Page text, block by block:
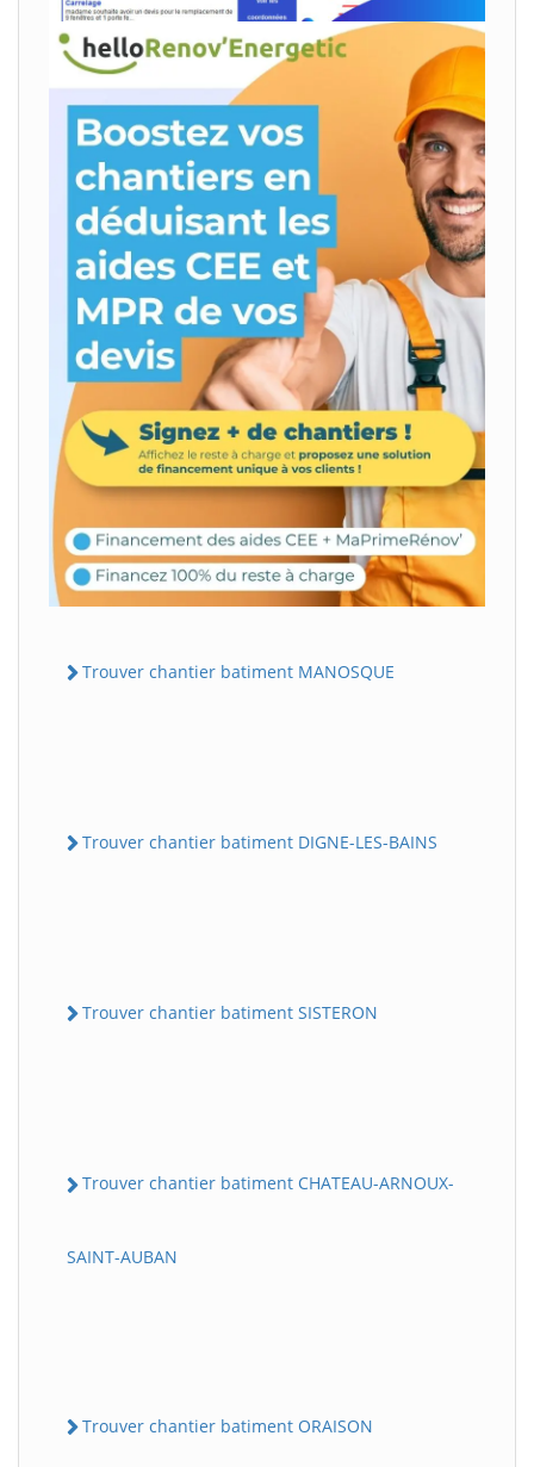
Trouver chantier batiment MANOSQUE
Trouver chantier batiment DIGNE-LES-BAINS
Trouver chantier batiment SISTERON
Trouver chantier batiment CHATEAU-ARNOUX-
SAINT-AUBAN
Trouver chantier batiment ORAISON